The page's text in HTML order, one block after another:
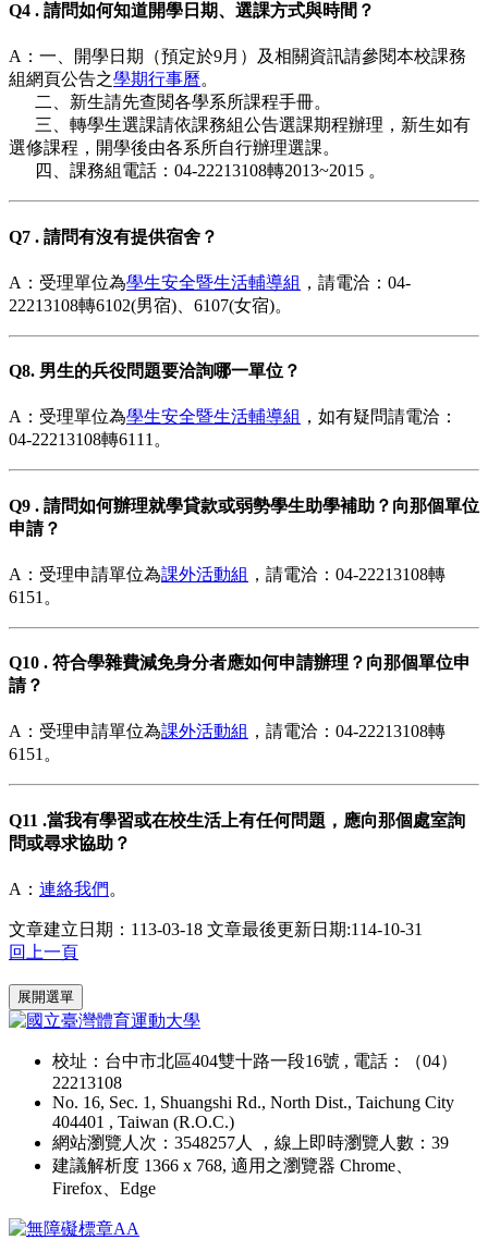
Q4 . 請問如何知道開學日期、選課方式與時間？
A：一、開學日期（預定於9月）及相關資訊請參閱本校課務
組網頁公告之學期行事曆。
二、新生請先查閱各學系所課程手冊。
三、轉學生選課請依課務組公告選課期程辦理，新生如有
選修課程，開學後由各系所自行辦理選課。
四、課務組電話：04-22213108轉2013~2015 。
Q7 . 請問有沒有提供宿舍？
A：受理單位為學生安全暨生活輔導組 ，請電洽：04-
22213108轉6102(男宿)、6107(女宿)。
Q8. 男生的兵役問題要洽詢哪一單位？
A：受理單位為學生安全暨生活輔導組 ，如有疑問請電洽：
04-22213108轉6111。
Q9 . 請問如何辦理就學貸款或弱勢學生助學補助？向那個單位
申請？
A：受理申請單位為課外活動組 ，請電洽：04-22213108轉
6151。
Q10 . 符合學雜費減免身分者應如何申請辦理？向那個單位申
請？
A：受理申請單位為課外活動組 ，請電洽：04-22213108轉
6151。
Q11 .當我有學習或在校生活上有任何問題，應向那個處室詢
問或尋求協助？
A： 連絡我們 。
文章建立日期：113-03-18 文章最後更新日期:114-10-31
回上一頁
展開選單
校址：台中市北區404雙十路一段16號 , 電話：（04）
22213108
No. 16, Sec. 1, Shuangshi Rd., North Dist., Taichung City
404401 , Taiwan (R.O.C.)
網站瀏覽人次：3548257人 ，線上即時瀏覽人數：39
建議解析度 1366 x 768, 適用之瀏覽器 Chrome、
Firefox、Edge